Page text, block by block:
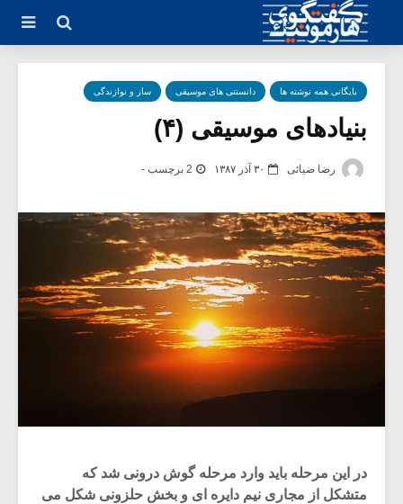
بایگانی همه نوشته ها دانستنی های موسیقی ساز و نوازندگی
بنیادهای موسیقی (۴)
رضا ضیائی ۳۰ آذر ۱۳۸۷ 2 برچسب -
در این مرحله باید وارد مرحله گوش درونی شد که
متشکل از مجاری نیم دایره ای و بخش حلزونی شکل می